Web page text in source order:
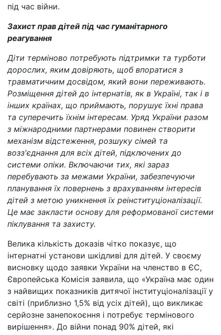
під час війни.
Захист прав дітей під час гуманітарного
реагування
Діти терміново потребують підтримки та турботи
дорослих, яким довіряють, щоб впоратися з
травматичним досвідом, який вони переживають.
Розміщення дітей до інтернатів, як в Україні, так і в
інших країнах, що приймають, порушує їхні права
та суперечить їхнім інтересам. Уряд України разом
з міжнародними партнерами повинен створити
механізм відстеження, розшуку сімей та
возз'єднання для всіх дітей, підключених до
системи опіки. Включаючи тих, які зараз
перебувають за межами України, забезпечуючи
планування їх повернень з врахуванням інтересів
дітей з метою уникнення їх реінституціоналізації.
Це має закласти основу для реформованої системи
піклування та захисту.
Велика кількість доказів чітко показує, що
інтернатні установи шкідливі для дітей. У своєму
висновку щодо заявки України на членство в ЄС,
Європейська Комісія заявила, що «Україна має один
з найвищих показників дитячої інституціоналізації у
світі (приблизно 1,5% від усіх дітей), що викликає
серйозне занепокоєння і потребує термінового
вирішення». До війни понад 90% дітей, які